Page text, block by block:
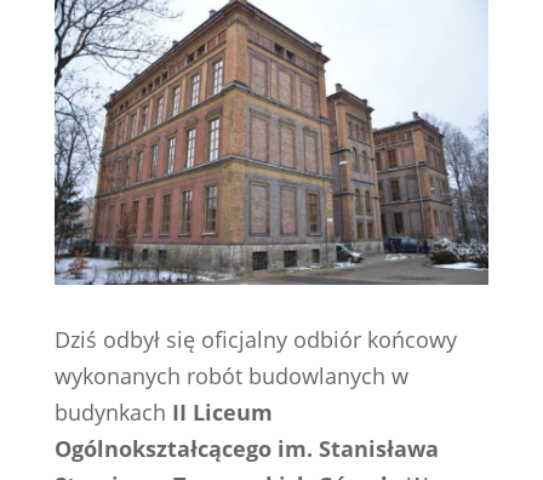
Dziś odbył się oficjalny odbiór końcowy
wykonanych robót budowlanych w
budynkach II Liceum
Ogólnokształcącego im. Stanisława